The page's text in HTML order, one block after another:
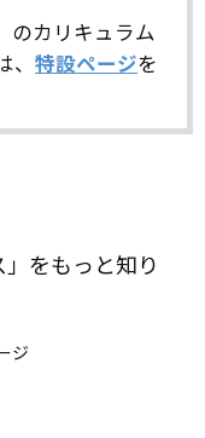
のカリキュラム
特設ページを
をもっと知り
ジ